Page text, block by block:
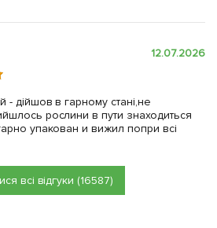
12.07.2026
- дійшов в гарному стані,не
рослини в пути знаходиться
упакован и вижил попри всі
всі відгуки (16587)